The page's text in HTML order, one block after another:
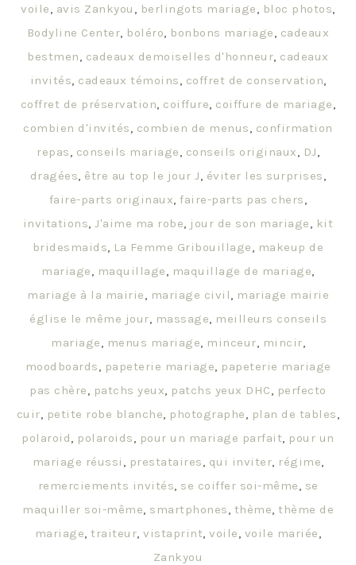
voile, avis Zankyou , berlingots mariage, bloc photos,
Bodyline Center, boléro, bonbons mariage, cadeaux
bestmen, cadeaux demoiselles d'honneur, cadeaux
invités, cadeaux témoins, coffret de conservation,
coffret de préservation, coiffure, coiffure de mariage,
combien d'invités, combien de menus, confirmation
repas, conseils mariage, conseils originaux, DJ,
dragées, être au top le jour J, éviter les surprises,
faire-parts originaux,faire-parts pas chers,
invitations,J'aime ma robe, jour de son mariage, kit
bridesmaids, La Femme Gribouillage, makeup de
mariage, maquillage, maquillage de mariage,
mariage à la mairie, mariage civil, mariage mairie
église le même jour, massage, meilleurs conseils
mariage, menus mariage, minceur, mincir,
moodboards, papeterie mariage, papeterie mariage
pas chère, patchs yeux, patchs yeux DHC, perfecto
cuir, petite robe blanche, photographe, plan de tables,
polaroid, polaroids, pour un mariage parfait, pour un
mariage réussi , prestataires, qui inviter, régime,
remerciements invités, se coiffer soi-même, se
maquiller soi-même, smartphones, thème, thème de
mariage,traiteur,vistaprint,voile, voile mariée,
Zankyou